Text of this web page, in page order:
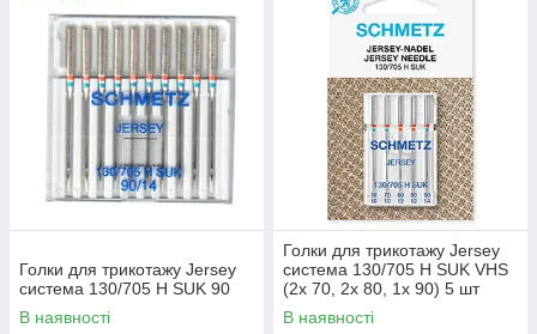
Голки для трикотажу Jersey
система 130/705 H SUK 90
В наявності
Голки для трикотажу Jersey
система 130/705 H SUK VHS
(2x 70, 2x 80, 1x 90) 5 шт
В наявності